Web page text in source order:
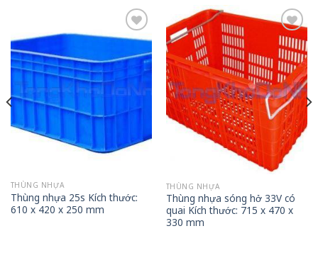
Add to
wishlist
THÙNG NHỰA
Thùng nhựa 25s Kích thước:
610 x 420 x 250 mm
Add to
wishlist
THÙNG NHỰA
Thùng nhựa sóng hở 33V có
quai Kích thước: 715 x 470 x
330 mm